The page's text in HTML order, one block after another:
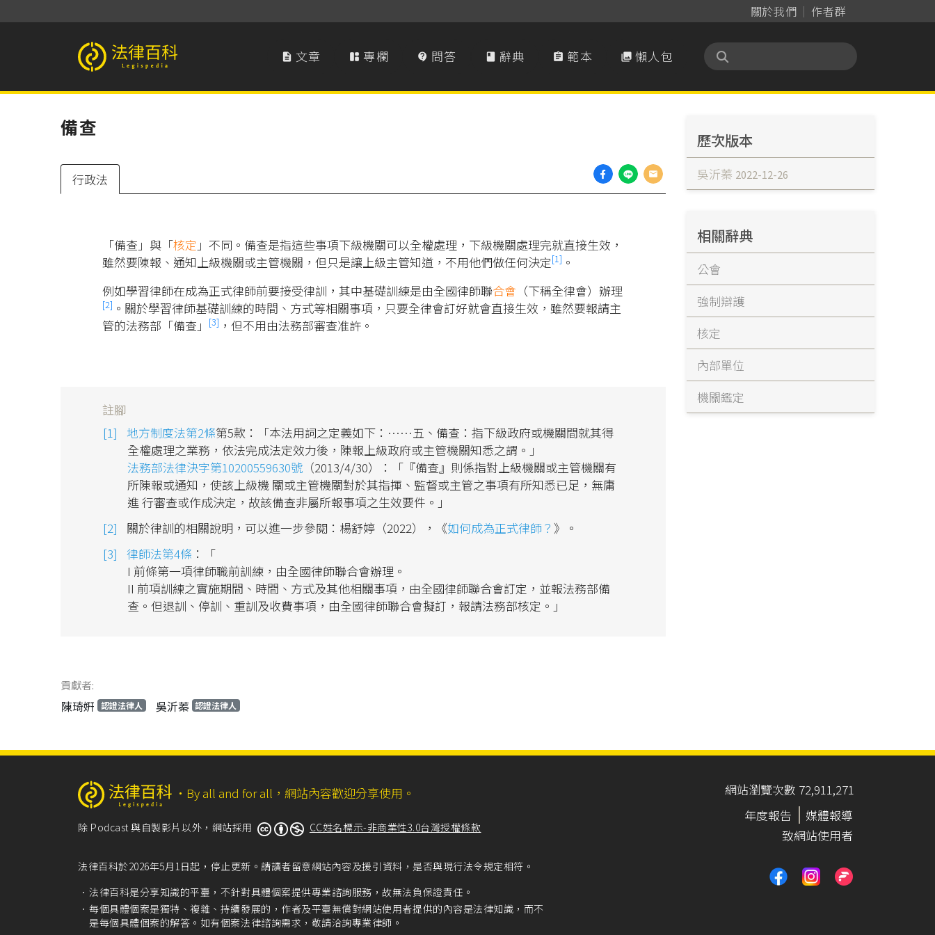
關於我們 作者群
法律百科 Legispedia  文章  專欄  問答  辭典  範本  懶人包
備查
行政法
「備查」與「核定 」不同。備查是指這些事項下級機關可以全權處理，下級機關處理完就直接生效，
雖然要陳報、通知上級機關或主管機關，但只是讓上級主管知道，不用他們做任何決定[1] 。
例如學習律師在成為正式律師前要接受律訓，其中基礎訓練是由全國律師聯合會 （下稱全律會）辦理
[2] 。關於學習律師基礎訓練的時間、方式等相關事項，只要全律會訂好就會直接生效，雖然要報請主
管的法務部「備查」
[3] ，但不用由法務部審查准許。
註腳
地方制度法第2條第5款：「本法用詞之定義如下：……五、備查：指下級政府或機關間就其得
全權處理之業務，依法完成法定效力後，陳報上級政府或主管機關知悉之謂。」
法務部法律決字第10200559630號 （2013/4/30）：「『備查』則係指對上級機關或主管機關有
所陳報或通知，使該上級機 關或主管機關對於其指揮、監督或主管之事項有所知悉已足，無庸
進 行審查或作成決定，故該備查非屬所報事項之生效要件。」
關於律訓的相關說明，可以進一步參閱：楊舒婷（2022），《如何成為正式律師？ 》。
律師法第4條 ：「
I 前條第一項律師職前訓練，由全國律師聯合會辦理。
II 前項訓練之實施期間、時間、方式及其他相關事項，由全國律師聯合會訂定，並報法務部備
查。但退訓、停訓、重訓及收費事項，由全國律師聯合會擬訂，報請法務部核定。」
貢獻者:
陳琦姸 認證法律人 吳沂蓁 認證法律人
歷次版本
吳沂蓁 2022-12-26
相關辭典
公會
強制辯護
核定
內部單位
機關鑑定
‧ By all and for all，網站內容歡迎分享使用。
除 Podcast 與自製影片以外，網站採用 CC姓名標示-非商業性3.0台灣授權條款
法律百科於2026年5月1日起，停止更新。請讀者留意網站內容及援引資料，是否與現行法令規定相符。
法律百科是分享知識的平臺，不針對具體個案提供專業諮詢服務，故無法負保證責任。
每個具體個案是獨特、複雜、持續發展的，作者及平臺無償對網站使用者提供的內容是法律知識，而不
是每個具體個案的解答。如有個案法律諮詢需求，敬請洽詢專業律師。
網站瀏覽次數 72,911,271
年度報告
媒體報導
致網站使用者